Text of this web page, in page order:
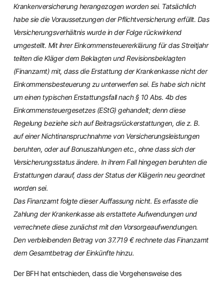
Krankenversicherung herangezogen worden sei. Tatsächlich
habe sie die Voraussetzungen der Pflichtversicherung erfüllt. Das
Versicherungsverhältnis wurde in der Folge rückwirkend
umgestellt. Mit ihrer Einkommensteuererklärung für das Streitjahr
teilten die Kläger dem Beklagten und Revisionsbeklagten
(Finanzamt) mit, dass die Erstattung der Krankenkasse nicht der
Einkommensbesteuerung zu unterwerfen sei. Es habe sich nicht
um einen typischen Erstattungsfall nach § 10 Abs. 4b des
Einkommensteuergesetzes (EStG) gehandelt; denn diese
Regelung beziehe sich auf Beitragsrückerstattungen, die z. B.
auf einer Nichtinanspruchnahme von Versicherungsleistungen
beruhten, oder auf Bonuszahlungen etc., ohne dass sich der
Versicherungsstatus ändere. In ihrem Fall hingegen beruhten die
Erstattungen darauf, dass der Status der Klägerin neu geordnet
worden sei.
Das Finanzamt folgte dieser Auffassung nicht. Es erfasste die
Zahlung der Krankenkasse als erstattete Aufwendungen und
verrechnete diese zunächst mit den Vorsorgeaufwendungen.
Den verbleibenden Betrag von 37.719 € rechnete das Finanzamt
dem Gesamtbetrag der Einkünfte hinzu.
Der BFH hat entschieden, dass die Vorgehensweise des